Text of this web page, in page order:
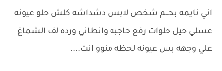
اني نايمه بحلم شخص لابس دشداشه كلش حلو عيونه
عسلي حيل حلوات رفع حاجبه وانطاني ورده لف الشماغ
علي وجهه بس عيونه لحظه منوو انت....